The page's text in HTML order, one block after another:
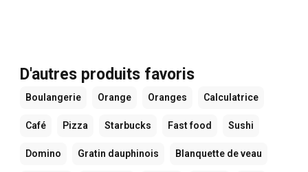
D'autres produits favoris
Boulangerie Orange Oranges Calculatrice
Café Pizza Starbucks Fast food Sushi
Domino Gratin dauphinois Blanquette de veau